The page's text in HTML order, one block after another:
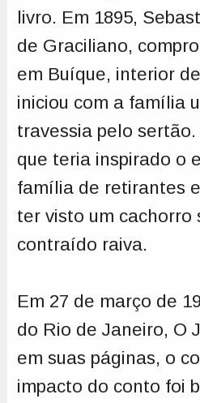
livro. Em 1895,
de Graciliano,
em Buíque, interior
iniciou com a família
travessia pelo
que teria inspirado o
família de retirantes
ter visto um cachorro
contraído raiva.
Em 27 de março de
do Rio de Janeiro, O
em suas páginas, o
impacto do conto foi